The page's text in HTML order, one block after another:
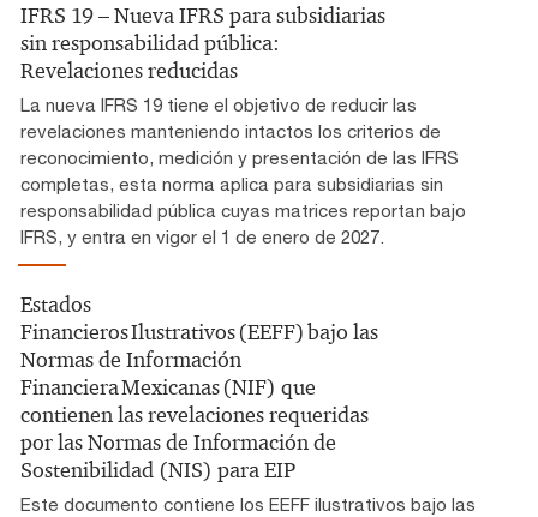
IFRS 19 – Nueva IFRS para subsidiarias
sin responsabilidad pública:
Revelaciones reducidas
La nueva IFRS 19 tiene el objetivo de reducir las
revelaciones manteniendo intactos los criterios de
reconocimiento, medición y presentación de las IFRS
completas, esta norma aplica para subsidiarias sin
responsabilidad pública cuyas matrices reportan bajo
IFRS, y entra en vigor el 1 de enero de 2027.
Estados
Financieros Ilustrativos (EEFF) bajo las
Normas de Información
Financiera Mexicanas (NIF) que
contienen las revelaciones requeridas
por las Normas de Información de
Sostenibilidad (NIS) para EIP
Este documento contiene los EEFF ilustrativos bajo las